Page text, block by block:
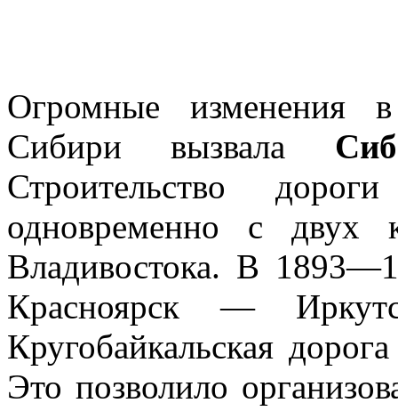
Огромные изменения
Сибири вызвала
Строительство
одновременно с
Владивостока. В
Красноярск —
Кругобайкальская
Это позволило